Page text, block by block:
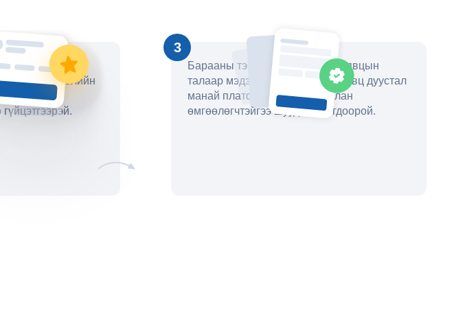
хугацааг
бүртгэлийн
сонгоорой.
3
Барааны тэмдгийн бүртгэлийн явцын
талаар мэдээлэлтэй байж, үйл явц дуустал
манай платформоор дамжуулан
өмгөөлөгчтэйгээ шууд холбогдоорой.